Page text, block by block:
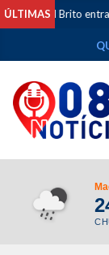
ÚLTIMAS
Brito entra na